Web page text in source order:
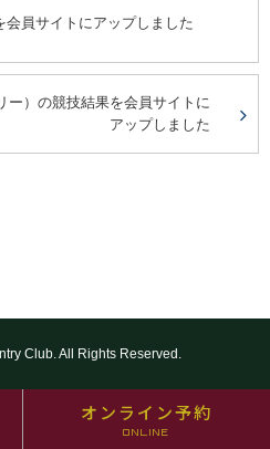
オンライン予約
ONLINE
会員サイトにアップしました
ー）の競技結果を会員サイトに
アップしました
Club. All Rights Reserved.